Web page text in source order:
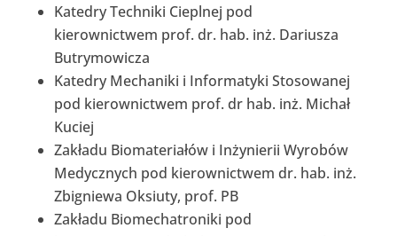
Katedry Techniki Cieplnej pod
kierownictwem prof. dr. hab. inż. Dariusza
Butrymowicza
Katedry Mechaniki i Informatyki Stosowanej
pod kierownictwem prof. dr hab. inż. Michał
Kuciej
Zakładu Biomateriałów i Inżynierii Wyrobów
Medycznych pod kierownictwem dr. hab. inż.
Zbigniewa Oksiuty, prof. PB
Zakładu Biomechatroniki pod